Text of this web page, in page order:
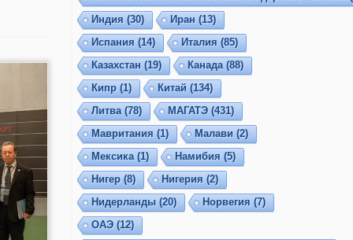
Индия (30) Иран (13)
Испания (14) Италия (85)
Казахстан (19) Канада(88)
Кипр (1) Китай (134)
Литва(78) МАГАТЭ(431)
Мавритания (1) Малави (2)
Мексика(1) Намибия (5)
Нигер (8) Нигерия (2)
Нидерланды (20) Норвегия (7)
ОАЭ(12)